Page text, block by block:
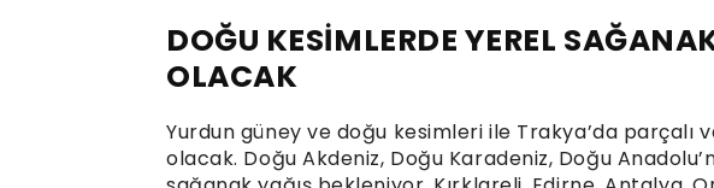
DOĞU KESİMLERDE YEREL
OLACAK
Yurdun güney ve doğu kesimleri ile Trakya’da parçalı
olacak. Doğu Akdeniz, Doğu Karadeniz, Doğu